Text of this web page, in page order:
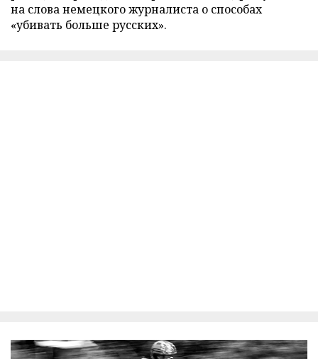
на слова немецкого журналиста о способах
«убивать больше русских».